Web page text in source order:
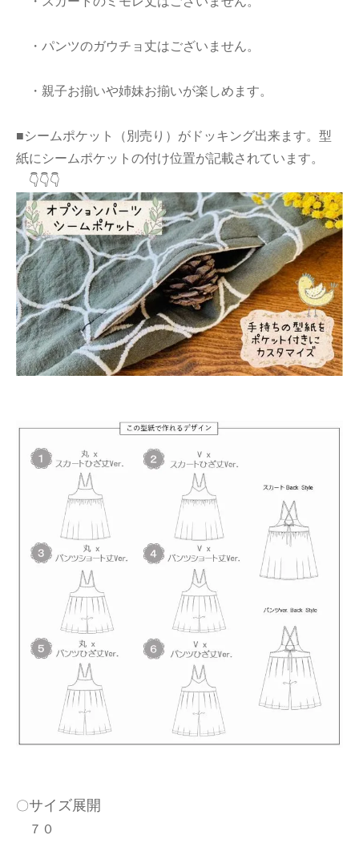
・パンツのガウチョ丈はございません。
・親子お揃いや姉妹お揃いが楽しめます。
■シームポケット（別売り）がドッキング出来ます。型
紙にシームポケットの付け位置が記載されています。
👇👇👇
〇サイズ展開
７０